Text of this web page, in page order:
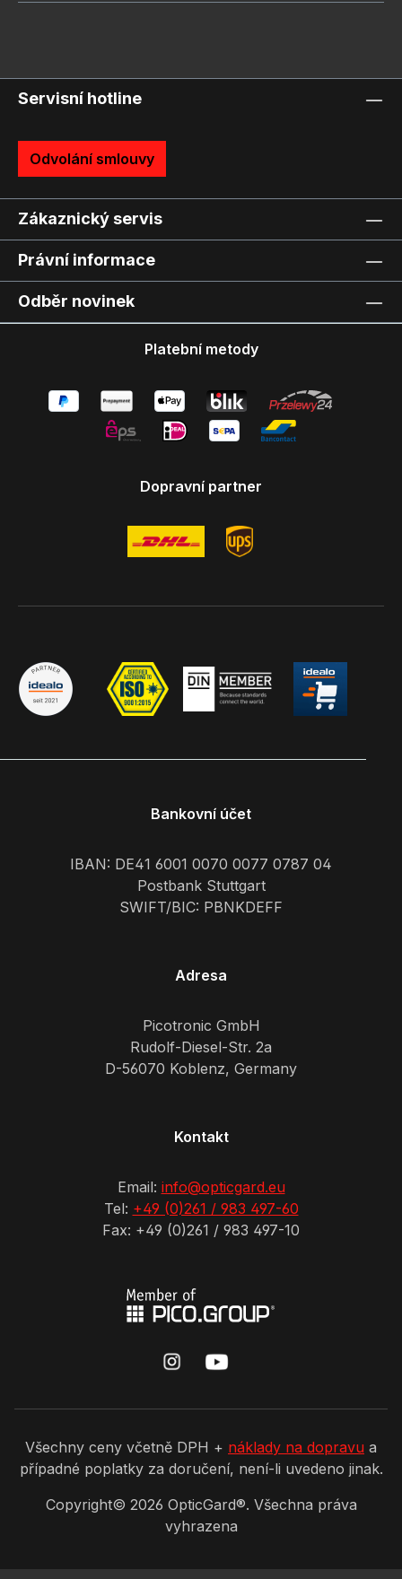
Servisní hotline
Odvolání smlouvy
Zákaznický servis
Právní informace
Odběr novinek
Platební metody
Dopravní partner
Bankovní účet
IBAN: DE41 6001 0070 0077 0787 04
Postbank Stuttgart
SWIFT/BIC: PBNKDEFF
Adresa
Picotronic GmbH
Rudolf-Diesel-Str. 2a
D-56070 Koblenz, Germany
Kontakt
Email: info@opticgard.eu
Tel: +49 (0)261 / 983 497-60
Fax: +49 (0)261 / 983 497-10
Všechny ceny včetně DPH + náklady na dopravu a
případné poplatky za doručení, není-li uvedeno jinak.
Copyright© 2026 OpticGard®. Všechna práva
vyhrazena